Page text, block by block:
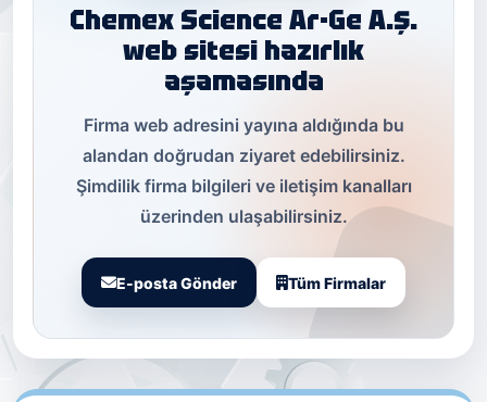
Chemex Science Ar-Ge A.Ş.
web sitesi hazırlık
aşamasında
Firma web adresini yayına aldığında bu
alandan doğrudan ziyaret edebilirsiniz.
Şimdilik firma bilgileri ve iletişim kanalları
üzerinden ulaşabilirsiniz.
E-posta Gönder Tüm Firmalar